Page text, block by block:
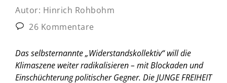
Autor: Hinrich Rohbohm
26 Kommentare
Das selbsternannte „Widerstandskollektiv“ will die
Klimaszene weiter radikalisieren – mit Blockaden und
Einschüchterung politischer Gegner. Die JUNGE FREIHEIT